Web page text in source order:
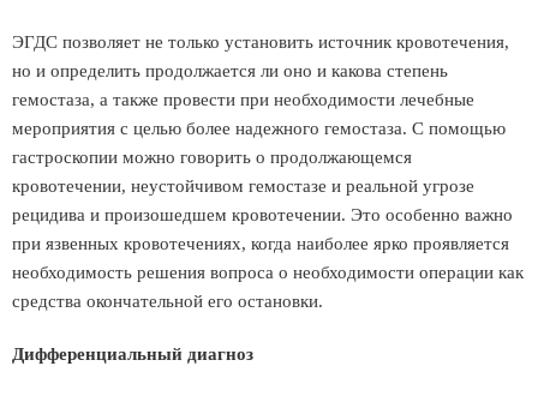
ЭГДС позволяет не только установить источник кровотечения,
но и определить продолжается ли оно и какова степень
гемостаза, а также провести при необходимости лечебные
мероприятия с целью более надежного гемостаза. С помощью
гастроскопии можно говорить о продолжающемся
кровотечении, неустойчивом гемостазе и реальной угрозе
рецидива и произошедшем кровотечении. Это особенно важно
при язвенных кровотечениях, когда наиболее ярко проявляется
необходимость решения вопроса о необходимости операции как
средства окончательной его остановки.
Дифференциальный диагноз